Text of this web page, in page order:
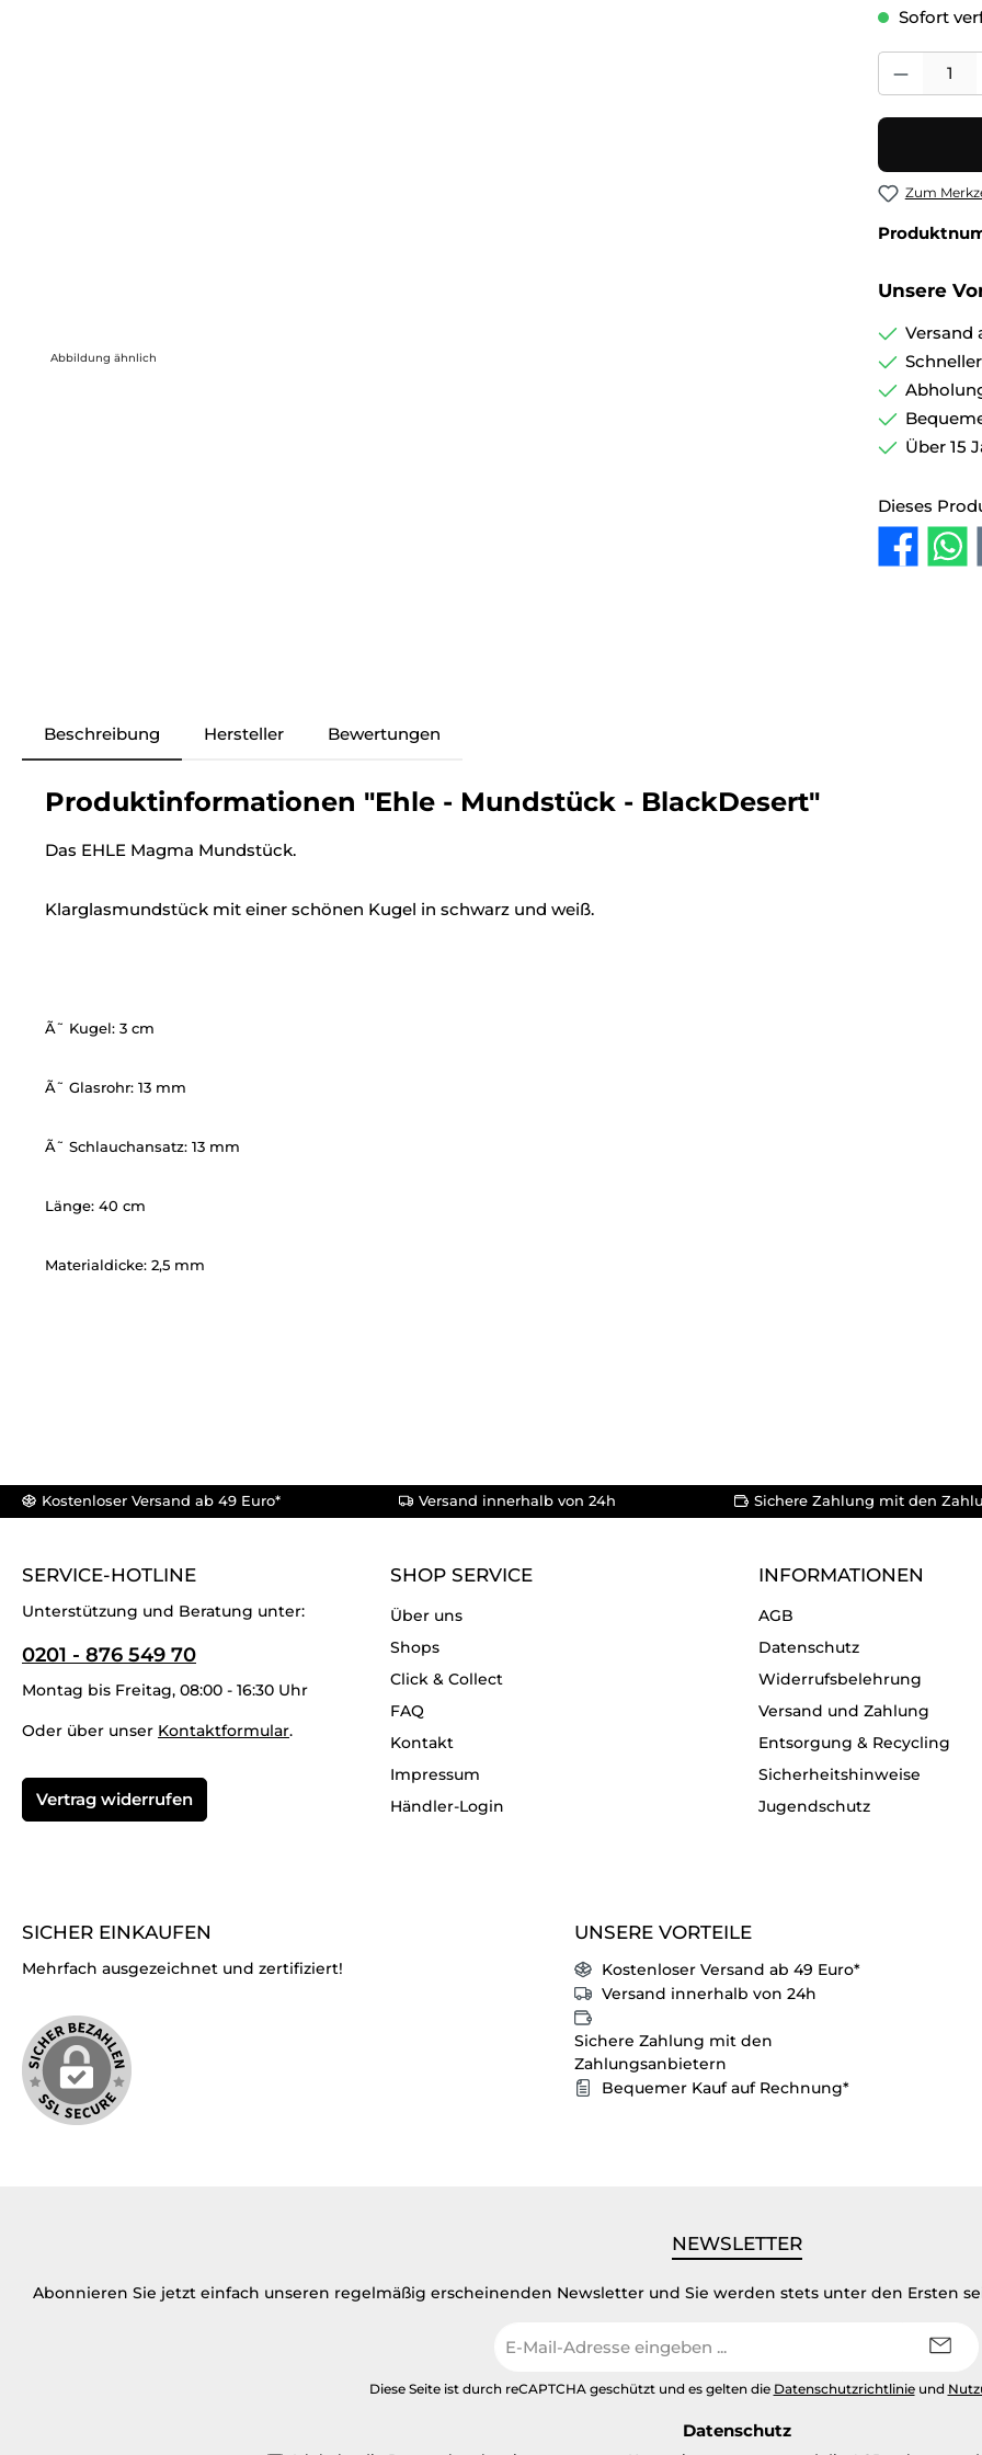
Abbildung ähnlich
Sofort
Produkt
Zum
Unsere
Versand
Über 15
Dieses
Beschreibung Hersteller Bewertungen
Produktinformationen "Ehle - Mundstück - BlackDesert"
Das EHLE Magma Mundstück.
Klarglasmundstück mit einer schönen Kugel in schwarz und weiß.
Ã˜ Kugel: 3 cm
Ã˜ Glasrohr: 13 mm
Ã˜ Schlauchansatz: 13 mm
Länge: 40 cm
Materialdicke: 2,5 mm
Kostenloser Versand ab 49 Euro* Versand innerhalb von 24h Sichere Zahlung mit den
SERVICE-HOTLINE
Unterstützung und Beratung unter:
0201 - 876 549 70
Montag bis Freitag, 08:00 - 16:30 Uhr
Oder über unser Kontaktformular.
Vertrag widerrufen
SHOP SERVICE
Über uns
Shops
Click & Collect
FAQ
Kontakt
Impressum
Händler-Login
INFORMATIONEN
AGB
Datenschutz
Widerrufsbelehrung
Versand und Zahlung
Entsorgung & Recycling
Sicherheitshinweise
Jugendschutz
SICHER EINKAUFEN
Mehrfach ausgezeichnet und zertifiziert!
UNSERE VORTEILE
Kostenloser Versand ab 49 Euro*
Versand innerhalb von 24h
Sichere Zahlung mit den
Zahlungsanbietern
Bequemer Kauf auf Rechnung*
NEWSLETTER
Abonnieren Sie jetzt einfach unseren regelmäßig erscheinenden Newsletter und Sie werden stets unter den Ersten
Mail-
Diese Seite ist durch reCAPTCHA geschützt und es gelten die Datenschutzrichtlinieund
Datenschutz